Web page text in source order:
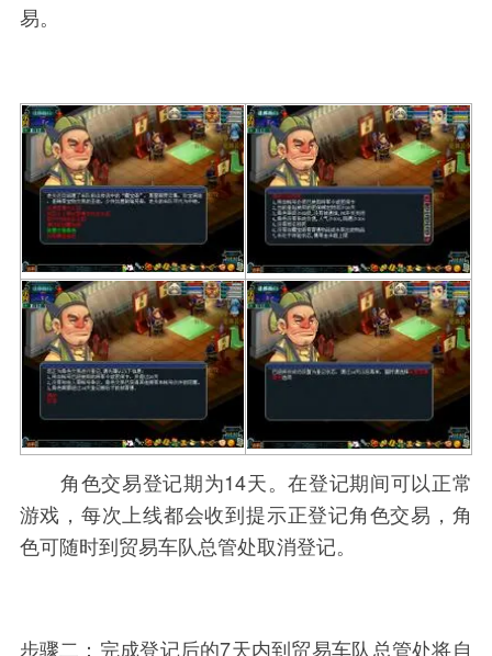
易。
角色交易登记期为14天。在登记期间可以正常
游戏，每次上线都会收到提示正登记角色交易，角
色可随时到贸易车队总管处取消登记。
步骤二：完成登记后的7天内到贸易车队总管处将自